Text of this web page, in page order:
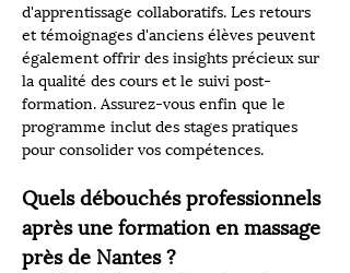
d'apprentissage collaboratifs. Les retours
et témoignages d'anciens élèves peuvent
également offrir des insights précieux sur
la qualité des cours et le suivi post-
formation. Assurez-vous enfin que le
programme inclut des stages pratiques
pour consolider vos compétences.
Quels débouchés professionnels
après une formation en massage
près de Nantes ?